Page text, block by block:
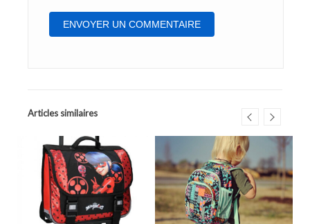
Articles similaires